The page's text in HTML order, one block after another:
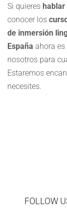
Si quieres
conocer los
de inmersión
España ahora
nosotros para
Estaremos
necesites.
FOLLOW